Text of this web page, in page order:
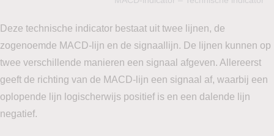
Deze technische indicator bestaat uit twee lijnen, de
zogenoemde MACD-lijn en de signaallijn. De lijnen kunnen op
twee verschillende manieren een signaal afgeven. Allereerst
geeft de richting van de MACD-lijn een signaal af, waarbij een
oplopende lijn logischerwijs positief is en een dalende lijn
negatief.